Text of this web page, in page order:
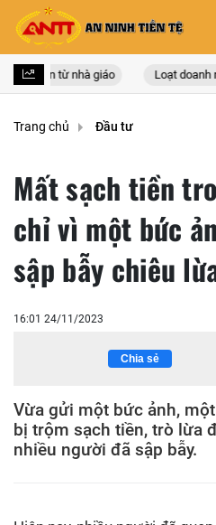
thân từ nhà giáo Loạt doanh
Trang chủ Đầu tư
Mất sạch tiền
chỉ vì một bức
sập bẫy chiêu
16:01 24/11/2023
Chia sẻ
Vừa gửi một bức ảnh,
bị trộm sạch tiền, trò lừa
nhiều người đã sập bẫy.